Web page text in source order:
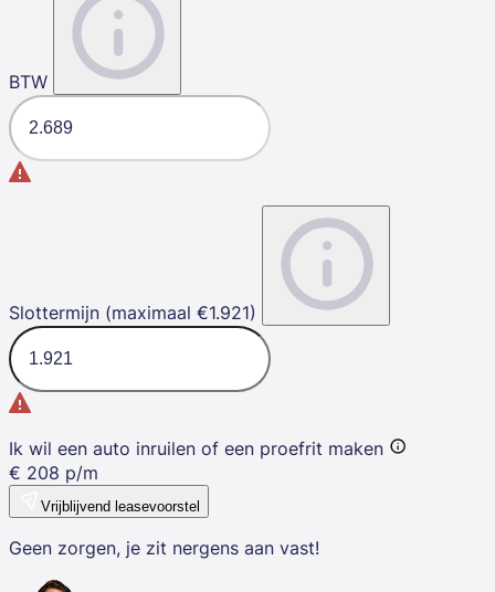
BTW
Slottermijn (maximaal €1.921)
Ik wil een auto inruilen of een proefrit maken
€ 208 p/m
Vrijblijvend leasevoorstel
Geen zorgen, je zit nergens aan vast!